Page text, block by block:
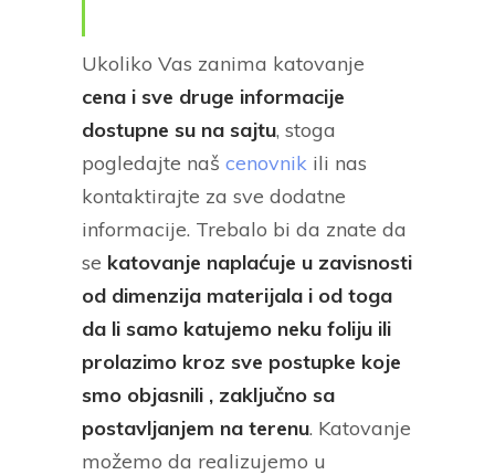
Ukoliko Vas zanima katovanje
cena i sve druge informacije
dostupne su na sajtu, stoga
pogledajte naš cenovnik ili nas
kontaktirajte za sve dodatne
informacije. Trebalo bi da znate da
se katovanje naplaćuje u zavisnosti
od dimenzija materijala i od toga
da li samo katujemo neku foliju ili
prolazimo kroz sve postupke koje
smo objasnili , zaključno sa
postavljanjem na terenu. Katovanje
možemo da realizujemo u